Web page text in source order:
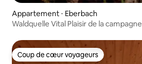
Appartement ⋅ Eberbach
Waldquelle Vital Plaisir de la campagne
Coup de cœur voyageurs
Coup de cœur voyageurs